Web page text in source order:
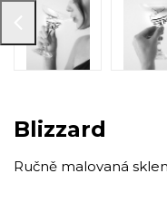
Blizzard
Ručně malovaná